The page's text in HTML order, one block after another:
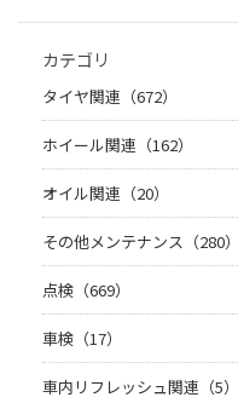
カテゴリ
タイヤ関連（672）
ホイール関連（162）
オイル関連（20）
その他メンテナンス（280）
点検（669）
車検（17）
車内リフレッシュ関連（5）